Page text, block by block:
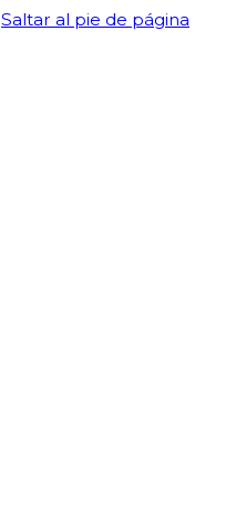
Saltar al pie de página